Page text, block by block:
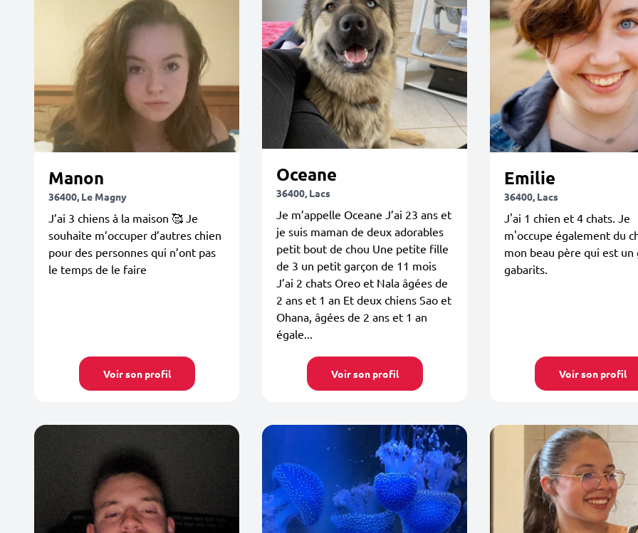
Manon
36400, Le Magny
J’ai 3 chiens à la maison 🥰 Je
souhaite m’occuper d’autres chien
pour des personnes qui n’ont pas
le temps de le faire
Voir son profil
Oceane
36400, Lacs
Je m’appelle Oceane J’ai 23 ans et
je suis maman de deux adorables
petit bout de chou Une petite fille
de 3 un petit garçon de 11 mois
J’ai 2 chats Oreo et Nala âgées de
2 ans et 1 an Et deux chiens Sao et
Ohana, âgées de 2 ans et 1 an
égale...
Voir son profil
Emilie
36400, Lacs
J'ai 1 chien et 4 chats. Je
m'occupe également du
mon beau père qui est un
gabarits.
Voir son profil